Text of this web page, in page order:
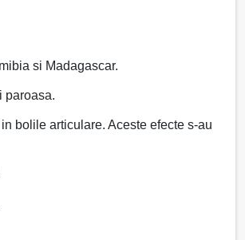
si Madagascar.
paroasa.
bolile articulare. Aceste efecte s-au